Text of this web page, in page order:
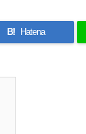
B! Hatena